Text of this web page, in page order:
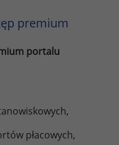
premium
portalu
płacowych,